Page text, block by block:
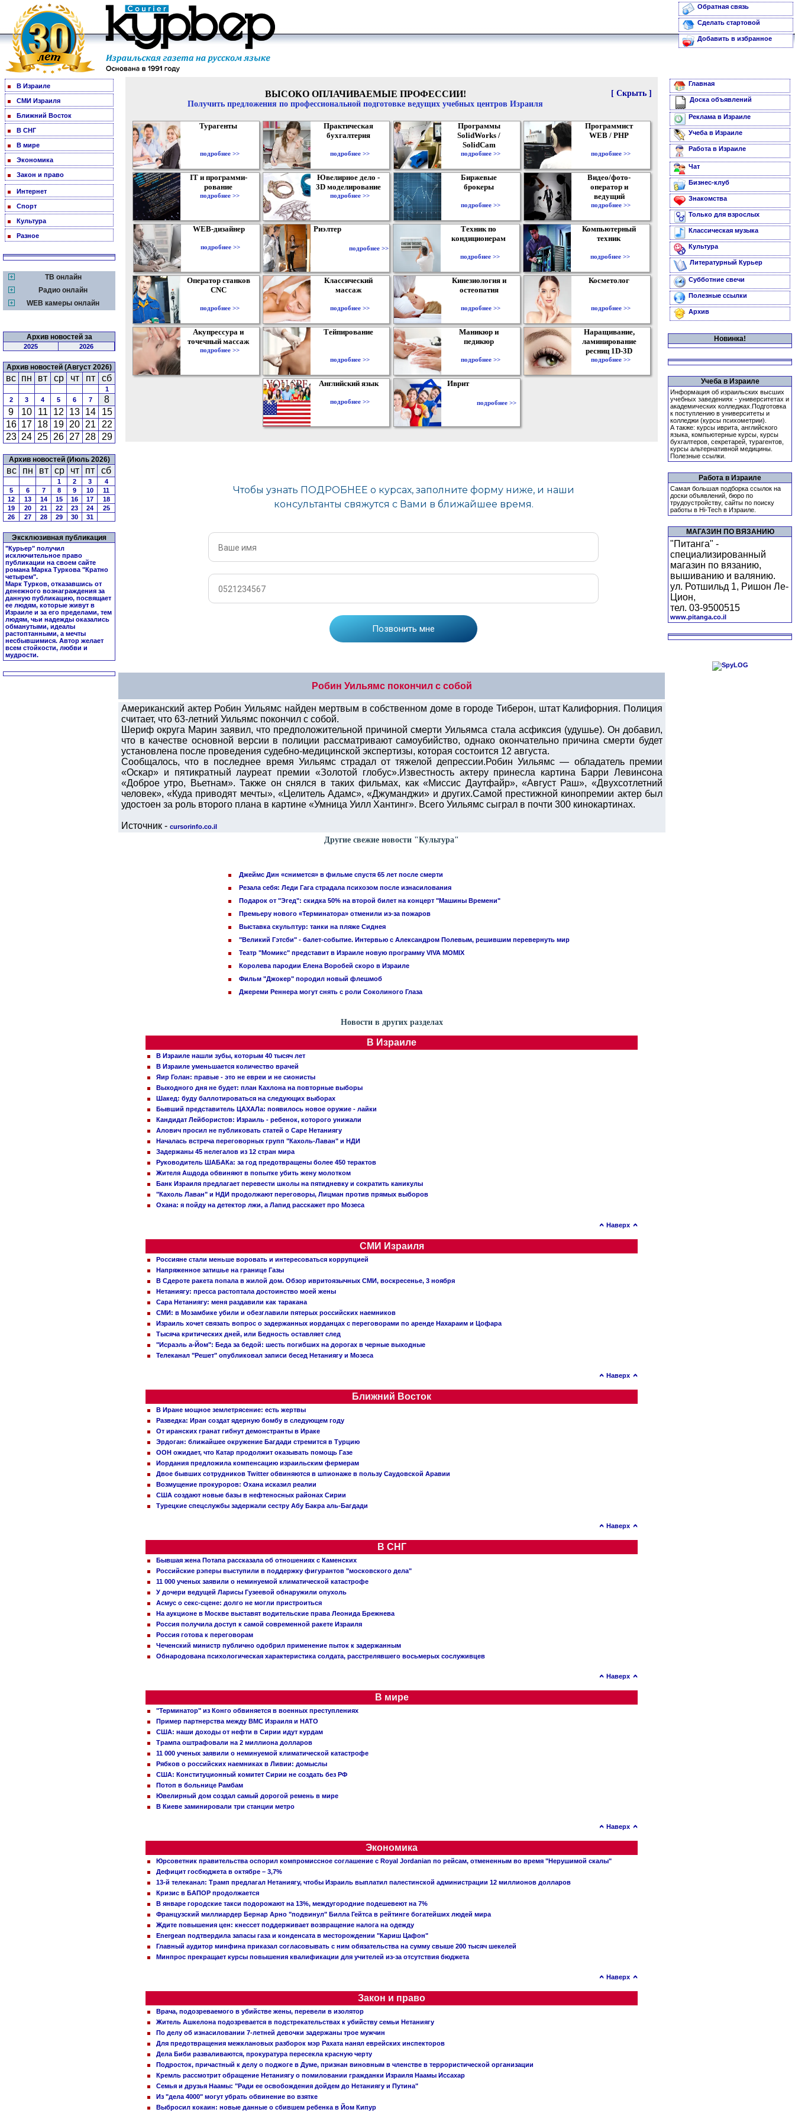
Обратная связь
Сделать стартовой
Добавить в избранное
В Израиле
СМИ Израиля
Ближний Восток
В СНГ
В мире
Экономика
Закон и право
Интернет
Спорт
Культура
Разное
ТВ онлайн
Радио онлайн
WEB камеры онлайн
Архив новостей за
2025 2026
Архив новостей (Август 2026)
вс пн вт ср чт пт сб
1
2
3 4 5 6 7
8
9
10 11 12 13 14
15
16 17 18 19 20 21
22
23 24 25 26 27 28 29
Архив новостей (Июль 2026)
вс пн вт ср чт пт сб
1 2 3
4
5
6 7 8 9 10
11
12
13 14 15 16 17
18
19
20 21 22 23 24
25
26
27 28 29 30 31
Эксклюзивная публикация
"Курьер" получил
исключительное право
публикации на своем сайте
романа Марка Туркова "Кратно
четырем".
Марк Турков, отказавшись от
денежного вознаграждения за
данную публикацию, посвящает
ее людям, которые живут в
Израиле и за его пределами, тем
людям, чьи надежды оказались
обманутыми, идеалы
растоптанными, а мечты
несбывшимися. Автор желает
всем стойкости, любви и
мудрости.
[ Скрыть ]
ВЫСОКО ОПЛАЧИВАЕМЫЕ ПРОФЕССИИ!
Получить предложения по профессиональной подготовке ведущих учебных центров Израиля
Турагенты
подробнее >>
Практическая
бухгалтерия
подробнее >>
Программы
SolidWorks /
SolidCam
подробнее >>
Программист
WEB / PHP
подробнее >>
IT и программи-
рование
подробнее >>
Ювелирное дело -
3D моделирование
подробнее >>
Биржевые
брокеры
подробнее >>
Видео/фото-
оператор и
ведущий
подробнее >>
WEB-дизайнер
подробнее >>
Риэлтер
подробнее >>
Техник по
кондиционерам
подробнее >>
Компьютерный
техник
подробнее >>
Оператор станков
CNC
подробнее >>
Классический
массаж
подробнее >>
Кинезиология и
остеопатия
подробнее >>
Косметолог
подробнее >>
Акупрессура и
точечный массаж
подробнее >>
Тейпирование
подробнее >>
Маникюр и
педикюр
подробнее >>
Наращивание,
ламинирование
ресниц 1D-3D
подробнее >>
Английский язык
подробнее >>
Иврит
подробнее >>
Робин Уильямс покончил с собой
Американский актер Робин Уильямс найден мертвым в собственном доме в городе Тиберон, штат Калифорния. Полиция
считает, что 63-летний Уильямс покончил с собой.
Шериф округа Марин заявил, что предположительной причиной смерти Уильямса стала асфиксия (удушье). Он добавил,
что в качестве основной версии в полиции рассматривают самоубийство, однако окончательно причина смерти будет
установлена после проведения судебно-медицинской экспертизы, которая состоится 12 августа.
Сообщалось, что в последнее время Уильямс страдал от тяжелой депрессии.Робин Уильямс — обладатель премии
«Оскар» и пятикратный лауреат премии «Золотой глобус».Известность актеру принесла картина Барри Левинсона
«Доброе утро, Вьетнам». Также он снялся в таких фильмах, как «Миссис Даутфайр», «Август Раш», «Двухсотлетний
человек», «Куда приводят мечты», «Целитель Адамс», «Джуманджи» и других.Самой престижной кинопремии актер был
удостоен за роль второго плана в картине «Умница Уилл Хантинг». Всего Уильямс сыграл в почти 300 кинокартинах.
Источник - cursorinfo.co.il
Другие свежие новости "Культура"
Джеймс Дин «снимется» в фильме спустя 65 лет после смерти
Резала себя: Леди Гага страдала психозом после изнасилования
Подарок от "Эгед": скидка 50% на второй билет на концерт "Машины Времени"
Премьеру нового «Терминатора» отменили из-за пожаров
Выставка скульптур: танки на пляже Сиднея
"Великий Гэтсби" - балет-событие. Интервью с Александром Полевым, решившим перевернуть мир
Театр "Момикс" представит в Израиле новую программу VIVA MOMIX
Королева пародии Елена Воробей скоро в Израиле
Фильм "Джокер" породил новый флешмоб
Джереми Реннера могут снять с роли Соколиного Глаза
Новости в других разделах
В Израиле
В Израиле нашли зубы, которым 40 тысяч лет
В Израиле уменьшается количество врачей
Яир Голан: правые - это не евреи и не сионисты
Выходного дня не будет: план Кахлона на повторные выборы
Шакед: буду баллотироваться на следующих выборах
Бывший представитель ЦАХАЛа: появилось новое оружие - лайки
Кандидат Лейбористов: Израиль - ребенок, которого унижали
Алович просил не публиковать статей о Саре Нетаниягу
Началась встреча переговорных групп "Кахоль-Лаван" и НДИ
Задержаны 45 нелегалов из 12 стран мира
Руководитель ШАБАКа: за год предотвращены более 450 терактов
Жителя Ашдода обвиняют в попытке убить жену молотком
Банк Израиля предлагает перевести школы на пятидневку и сократить каникулы
"Кахоль Лаван" и НДИ продолжают переговоры, Лицман против прямых выборов
Охана: я пойду на детектор лжи, а Лапид расскажет про Мозеса
Наверх
СМИ Израиля
Россияне стали меньше воровать и интересоваться коррупцией
Напряженное затишье на границе Газы
В Сдероте ракета попала в жилой дом. Обзор ивритоязычных СМИ, воскресенье, 3 ноября
Нетаниягу: пресса растоптала достоинство моей жены
Сара Нетаниягу: меня раздавили как таракана
СМИ: в Мозамбике убили и обезглавили пятерых российских наемников
Израиль хочет связать вопрос о задержанных иорданцах с переговорами по аренде Нахараим и Цофара
Тысяча критических дней, или Бедность оставляет след
"Исраэль а-Йом": Беда за бедой: шесть погибших на дорогах в черные выходные
Телеканал "Решет" опубликовал записи бесед Нетаниягу и Мозеса
Наверх
Ближний Восток
В Иране мощное землетрясение: есть жертвы
Разведка: Иран создат ядерную бомбу в следующем году
От иранских гранат гибнут демонстранты в Ираке
Эрдоган: ближайшее окружение Багдади стремится в Турцию
ООН ожидает, что Катар продолжит оказывать помощь Газе
Иордания предложила компенсацию израильским фермерам
Двое бывших сотрудников Twitter обвиняются в шпионаже в пользу Саудовской Аравии
Возмущение прокуроров: Охана исказил реалии
США создают новые базы в нефтеносных районах Сирии
Турецкие спецслужбы задержали сестру Абу Бакра аль-Багдади
Наверх
В СНГ
Бывшая жена Потапа рассказала об отношениях с Каменских
Российские рэперы выступили в поддержку фигурантов "московского дела"
11 000 ученых заявили о неминуемой климатической катастрофе
У дочери ведущей Ларисы Гузеевой обнаружили опухоль
Асмус о секс-сцене: долго не могли пристроиться
На аукционе в Москве выставят водительские права Леонида Брежнева
Россия получила доступ к самой современной ракете Израиля
Россия готова к переговорам
Чеченский министр публично одобрил применение пыток к задержанным
Обнародована психологическая характеристика солдата, расстрелявшего восьмерых сослуживцев
Наверх
В мире
"Терминатор" из Конго обвиняется в военных преступлениях
Пример партнерства между ВМС Израиля и НАТО
США: наши доходы от нефти в Сирии идут курдам
Трампа оштрафовали на 2 миллиона долларов
11 000 ученых заявили о неминуемой климатической катастрофе
Рябков о российских наемниках в Ливии: домыслы
США: Конституционный комитет Сирии не создать без РФ
Потоп в больнице Рамбам
Ювелирный дом создал самый дорогой ремень в мире
В Киеве заминировали три станции метро
Наверх
Экономика
Юрсоветник правительства оспорил компромиссное соглашение с Royal Jordanian по рейсам, отмененным во время "Нерушимой скалы"
Дефицит госбюджета в октябре – 3,7%
13-й телеканал: Трамп предлагал Нетаниягу, чтобы Израиль выплатил палестинской администрации 12 миллионов долларов
Кризис в БАПОР продолжается
В январе городские такси подорожают на 13%, междугородние подешевеют на 7%
Французский миллиардер Бернар Арно "подвинул" Билла Гейтса в рейтинге богатейших людей мира
Ждите повышения цен: кнессет поддерживает возвращение налога на одежду
Energean подтвердила запасы газа и конденсата в месторождении "Кариш Цафон"
Главный аудитор минфина приказал согласовывать с ним обязательства на сумму свыше 200 тысяч шекелей
Минпрос прекращает курсы повышения квалификации для учителей из-за отсутствия бюджета
Наверх
Закон и право
Врача, подозреваемого в убийстве жены, перевели в изолятор
Житель Ашкелона подозревается в подстрекательствах к убийству семьи Нетаниягу
По делу об изнасиловании 7-летней девочки задержаны трое мужчин
Для предотвращения межклановых разборок мэр Рахата нанял еврейских инспекторов
Дела Биби разваливаются, прокуратура пересекла красную черту
Подросток, причастный к делу о поджоге в Думе, признан виновным в членстве в террористической организации
Кремль рассмотрит обращение Нетаниягу о помиловании гражданки Израиля Наамы Иссахар
Семья и друзья Наамы: "Ради ее освобождения дойдем до Нетаниягу и Путина"
Из "дела 4000" могут убрать обвинение во взятке
Выбросил кокаин: новые данные о сбившем ребенка в Йом Кипур
Главная
Доска объявлений
Реклама в Израиле
Учеба в Израиле
Работа в Израиле
Чат
Бизнес-клуб
Знакомства
Только для взрослых
Классическая музыка
Культура
Литературный Курьер
Субботние свечи
Полезные ссылки
Архив
Новинка!
Учеба в Израиле
Информация об израильских высших
учебных заведениях - университетах и
академических колледжах.Подготовка
к поступлению в университеты и
колледжи (курсы психометрии).
А также: курсы иврита, английского
языка, компьютерные курсы, курсы
бухгалтеров, секретарей, турагентов,
курсы альтернативной медицины.
Полезные ссылки.
Работа в Израиле
Самая большая подборка ссылок на
доски объявлений, бюро по
трудоустройству, сайты по поиску
работы в Hi-Tech в Израиле.
МАГАЗИН ПО ВЯЗАНИЮ
"Питанга" -
специализированный
магазин по вязанию,
вышиванию и валянию.
ул. Ротшильд 1, Ришон Ле-
Цион,
тел. 03-9500515
www.pitanga.co.il